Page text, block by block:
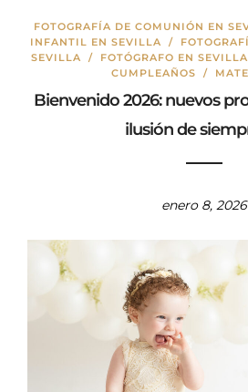
FOTOGRAFÍA DE COMUNIÓN EN
INFANTIL EN SEVILLA /
SEVILLA / FOTÓGRAFO EN SEVILLA
CUMPLEAÑOS /
Bienvenido 2026: nuevos
ilusión de
enero 8, 2026